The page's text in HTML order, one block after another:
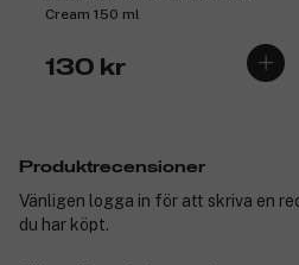
Cream 150 ml
130 kr
Produktrecensioner
Vänligen logga in för att skriva en
du har köpt.